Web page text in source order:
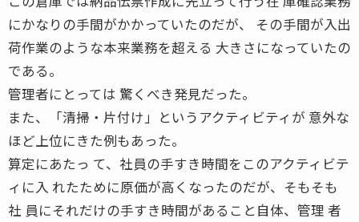
にかなりの手間がかかっていたのだが、 その手間が入出
荷作業のような本来業務を超える 大きさになっていたの
である。
管理者にとっては 驚くべき発見だった。
また、「清掃・片付け」というアクティビティが 意外な
ほど上位にきた例もあった。
算定にあたっ て、社員の手すき時間をこのアクティビテ
ィに入 れたために原価が高くなったのだが、そもそも
社 員にそれだけの手すき時間があること自体、管理 者